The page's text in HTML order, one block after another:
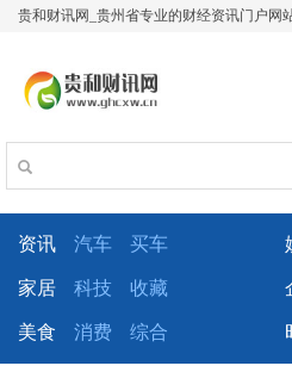
贵和财讯网_贵州省专业的财经资讯门户网
资讯 汽车 买车
家居 科技 收藏
美食 消费 综合